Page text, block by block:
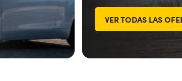
VER TODAS LAS